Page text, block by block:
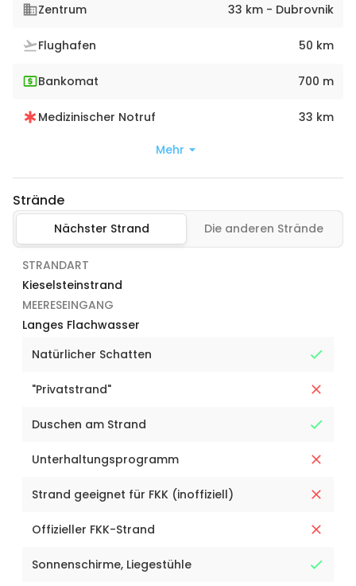
Zentrum 33 km - Dubrovnik
Flughafen 50 km
Bankomat 700 m
Medizinischer Notruf 33 km
Mehr
Strände
Nächster Strand Die anderen Strände
STRANDART
Kieselsteinstrand
MEERESEINGANG
Langes Flachwasser
Natürlicher Schatten
"Privatstrand"
Duschen am Strand
Unterhaltungsprogramm
Strand geeignet für FKK (inoffiziell)
Offizieller FKK-Strand
Sonnenschirme, Liegestühle